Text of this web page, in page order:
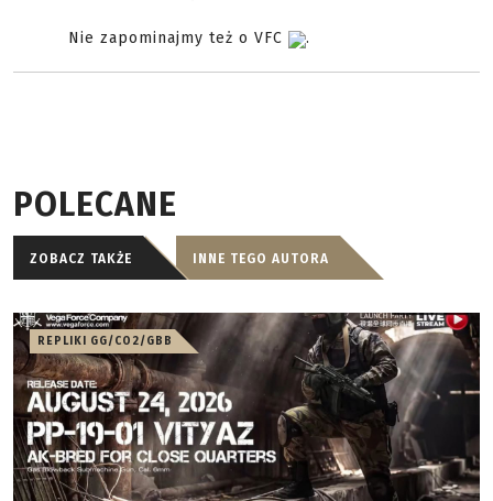
Nie zapominajmy też o VFC .
POLECANE
ZOBACZ TAKŻE INNE TEGO AUTORA
REPLIKI GG/CO2/GBB